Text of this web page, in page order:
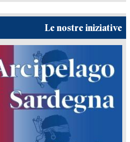
Le nostre iniziative